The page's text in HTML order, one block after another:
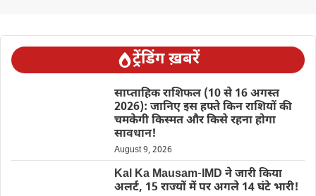
ट्रेंडिंग ख़बरें
साप्ताहिक राशिफल (10 से 16 अगस्त
2026): जानिए इस हफ्ते किन राशियों की
चमकेगी किस्मत और किसे रहना होगा
सावधान!
August 9, 2026
Kal Ka Mausam-IMD ने जारी किया
अलर्ट, 15 राज्यों में पर अगले 14 घंटे भारी!